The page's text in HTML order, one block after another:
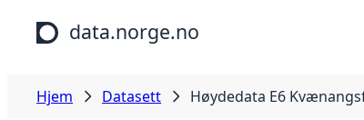
Hopp til hovedinnhold
data.norge.no
Hjem Datasett Høydedata E6